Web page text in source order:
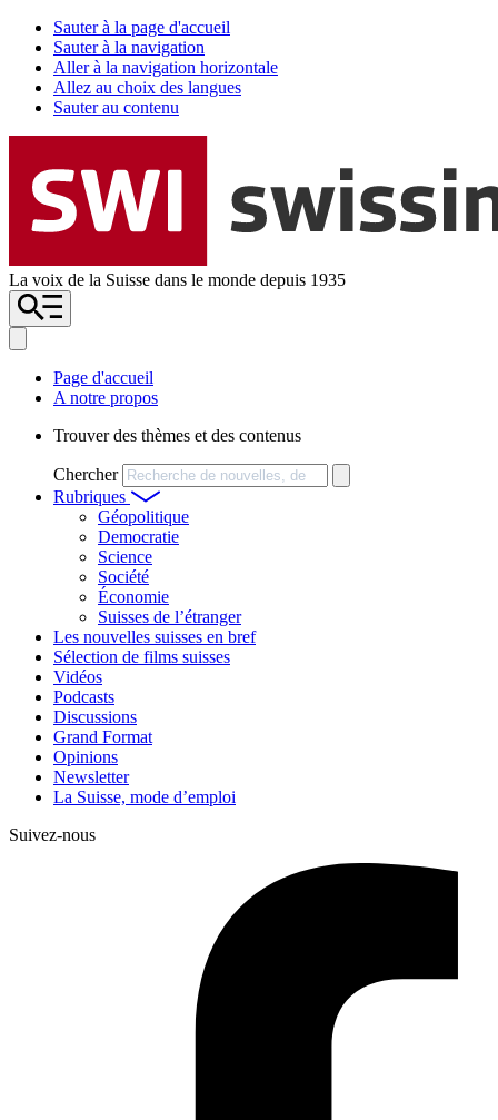
Sauter à la page d'accueil
Sauter à la navigation
Aller à la navigation horizontale
Allez au choix des langues
Sauter au contenu
La voix de la Suisse dans le monde depuis 1935
Page d'accueil
A notre propos
Trouver des thèmes et des contenus
Chercher
Rubriques
Géopolitique
Democratie
Science
Société
Économie
Suisses de l’étranger
Les nouvelles suisses en bref
Sélection de films suisses
Vidéos
Podcasts
Discussions
Grand Format
Opinions
Newsletter
La Suisse, mode d’emploi
Suivez-nous